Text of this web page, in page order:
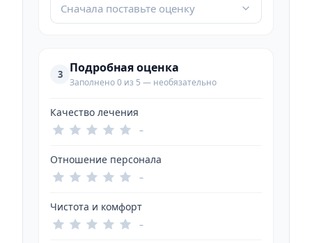
Сначала поставьте оценку
3 Подробная оценка
Заполнено 0 из 5 — необязательно
Качество лечения
–
Отношение персонала
–
Чистота и комфорт
–